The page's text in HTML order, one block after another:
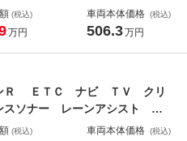
ブリッド 両側電動スライド
リアランスソナー オートク
ＥＤヘッドランプ パワーシ
動リアゲート スマートキー
(税込)
万円
車両本体価格 (税込)
506.3万円
Ｒ ＥＴＣ ナビ ＴＶ クリ
スソナー レーンアシスト 衝
軽減システム オートライト
(税込) 車両本体価格 (税込)